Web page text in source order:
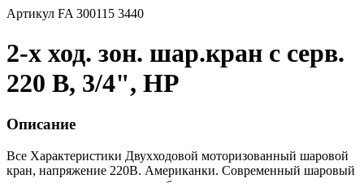
Артикул FA 300115 3440
2-х ход. зон. шар.кран с серв.
220 В, 3/4", НР
Описание
Все Характеристики Двухходовой моторизованный шаровой
кран, напряжение 220В. Американки. Современный шаровый